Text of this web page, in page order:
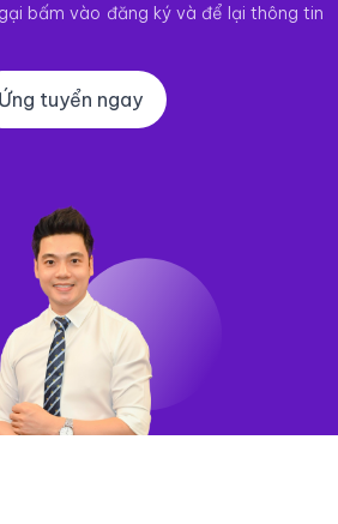
bấm vào đăng ký và để lại thông tin
Ứng tuyển ngay